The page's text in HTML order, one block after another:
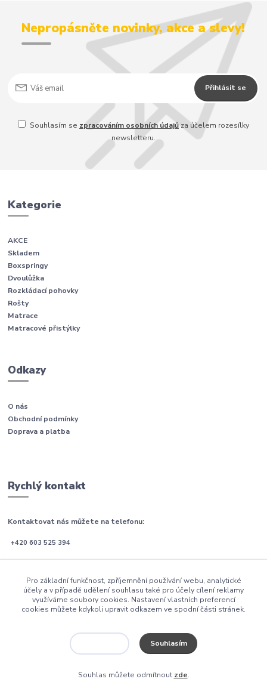
Nepropásněte novinky, akce a slevy!
Přihlásit se
Souhlasím se zpracováním osobních údajůza účelem rozesílky
newsletteru.
Kategorie
AKCE
Skladem
Boxspringy
Dvoulůžka
Rozkládací pohovky
Rošty
Matrace
Matracové přistýlky
Odkazy
O nás
Obchodní podmínky
Doprava a platba
Rychlý kontakt
Kontaktovat nás můžete na telefonu:
+420 603 525 394
So-Ne (09:00 - 21:00)
email: info@postele-blanar.cz
Vytvořeno na
Eshop-rychle.cz
Pro základní funkčnost, zpříjemnění používání webu, analytické
účely a v případě udělení souhlasu také pro účely cílení reklamy
využíváme soubory cookies. Nastavení vlastních preferencí
cookies můžete kdykoli upravit odkazem ve spodní části stránek.
Souhlasím
Souhlas můžete odmítnout zde.